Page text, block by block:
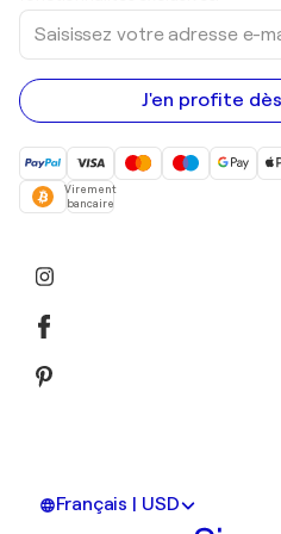
Saisissez
votre
adresse
e-
mail
J'en profite
Virement
bancaire
Français | USD